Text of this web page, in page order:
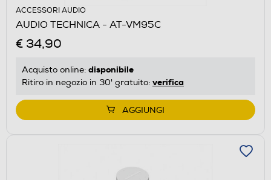
ACCESSORI AUDIO
AUDIO TECHNICA - AT-VM95C
€ 34,90
Acquisto online: disponibile
Ritiro in negozio in 30' gratuito: verifica
AGGIUNGI